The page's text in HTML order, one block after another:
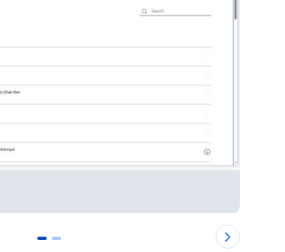
0 1